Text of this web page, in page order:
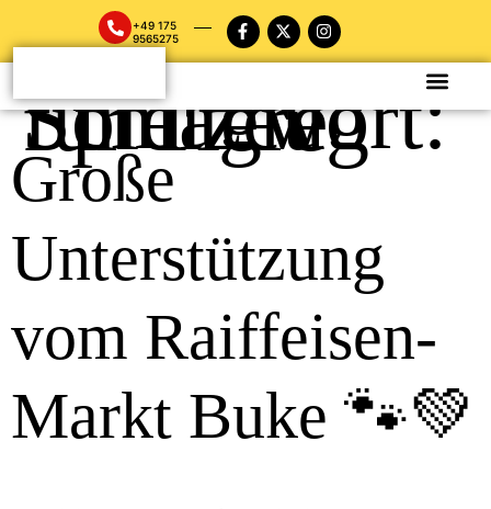
+49 175
9565275
Schlagwort:
Spielzeug für Tiere
Große
Unterstützung
vom Raiffeisen-
Markt Buke 🐾💚